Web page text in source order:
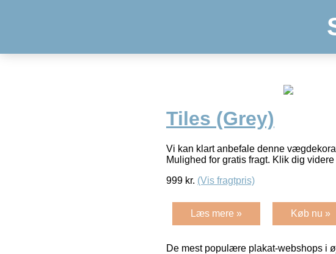
Tiles (Grey)
Vi kan klart anbefale denne
Mulighed for gratis fragt. Klik dig
999 kr. (Vis fragtpris)
Læs mere » Køb nu »
De mest populære plakat-webshops i